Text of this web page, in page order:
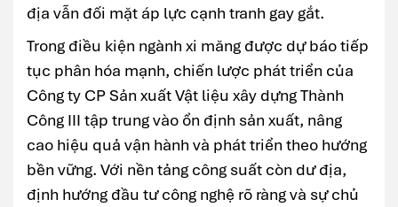
địa vẫn đối mặt áp lực cạnh tranh gay gắt.
Trong điều kiện ngành xi măng được dự báo tiếp
tục phân hóa mạnh, chiến lược phát triển của
Công ty CP Sản xuất Vật liệu xây dựng Thành
Công III tập trung vào ổn định sản xuất, nâng
cao hiệu quả vận hành và phát triển theo hướng
bền vững. Với nền tảng công suất còn dư địa,
định hướng đầu tư công nghệ rõ ràng và sự chủ